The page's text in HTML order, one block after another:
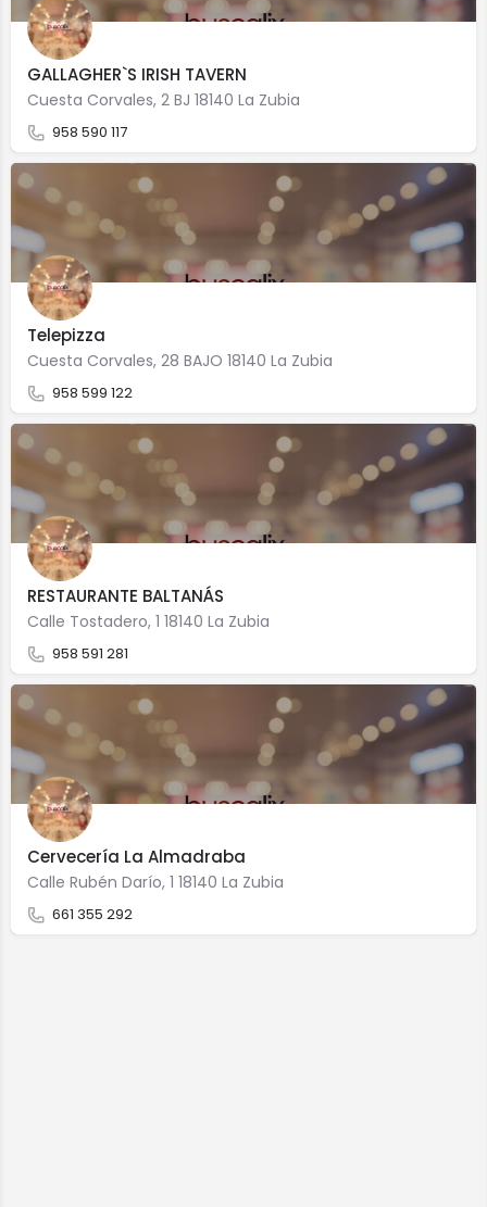
GALLAGHER`S IRISH TAVERN
Cuesta Corvales, 2 BJ 18140 La Zubia
958 590 117
Telepizza
Cuesta Corvales, 28 BAJO 18140 La Zubia
958 599 122
RESTAURANTE BALTANÁS
Calle Tostadero, 1 18140 La Zubia
958 591 281
Cervecería La Almadraba
Calle Rubén Darío, 1 18140 La Zubia
661 355 292